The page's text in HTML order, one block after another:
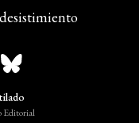
Editorial